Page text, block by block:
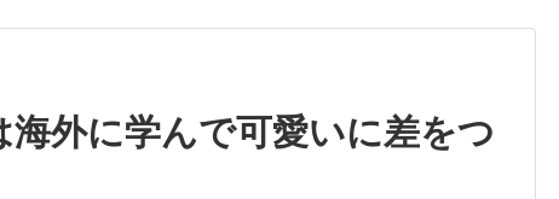
外に学んで可愛いに差をつ